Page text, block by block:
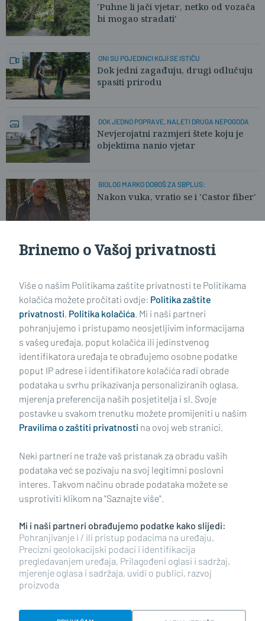
'Puhne li jači vjetar, netko od vozača
bi mogao stradati'
ONI SU POJEDINCI KOJI SE ISTIČU
Dok jedni zagađuju, drugi odlučuju
spasiti prirodu
DOK JEDNO POPRAVE, NALETI DRUGA NEPOGODA
Nevjerojatni razmjeri štete koju je
objektima nanio vjetar
BIOLOG MARKO DOBOŠ ZA SBPLUS:
Nakon vuka, vratio se i 'Castor fiber'
I DAN NAKON NESREĆE, VOZE PO STAKLU
Tko je dužan počistiti cestu nakon
VIDI STARIJE ČLANKE
Impressum Uvjeti korištenja Politika privatnosti
Politika kolačića Kontakt Pritužbe Suradnici
Oglašavanje
RUBRIKE
BRODSKO-POSAVSKA ŽUPANIJA
POŽEŠKO-SLAVONSKA ŽUPANIJA
Brinemo o Vašoj privatnosti
Više o našim Politikama zaštite privatnosti te Politikama
kolačića možete pročitati ovdje: Politika zaštite
privatnosti, Politika kolačića. Mi i naši partneri
pohranjujemo i pristupamo neosjetljivim informacijama
s vašeg uređaja, poput kolačića ili jedinstvenog
identifikatora uređaja te obrađujemo osobne podatke
poput IP adrese i identifikatore kolačića radi obrade
podataka u svrhu prikazivanja personaliziranih oglasa,
mjerenja preferencija naših posjetitelja i sl. Svoje
postavke u svakom trenutku možete promijeniti u našim
Pravilima o zaštiti privatnosti na ovoj web stranici.
Neki partneri ne traže vaš pristanak za obradu vaših
podataka već se pozivaju na svoj legitimni poslovni
interes. Takvom načinu obrade podataka možete se
usprotiviti klikom na "Saznajte više".
Mi i naši partneri obrađujemo podatke kako slijedi:
Pohranjivanje i / ili pristup podacima na uređaju,
Precizni geolokacijski podaci i identifikacija
pregledavanjem uređaja, Prilagođeni oglasi i sadržaj,
mjerenje oglasa i sadržaja, uvidi o publici, razvoj
proizvoda